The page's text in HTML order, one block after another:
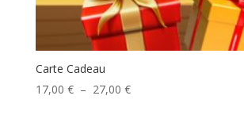
Carte Cadeau
17,00 € – 27,00 €Plage